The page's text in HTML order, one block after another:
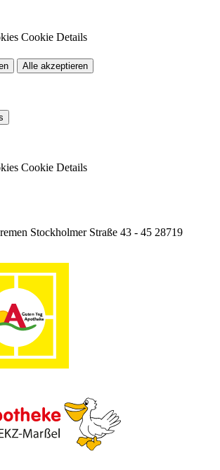
Cookie Details
Alle akzeptieren
Cookie Details
Stockholmer Straße 43 - 45 28719